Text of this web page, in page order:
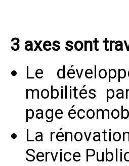
3 axes sont
Le
mobilités
page
La
Service